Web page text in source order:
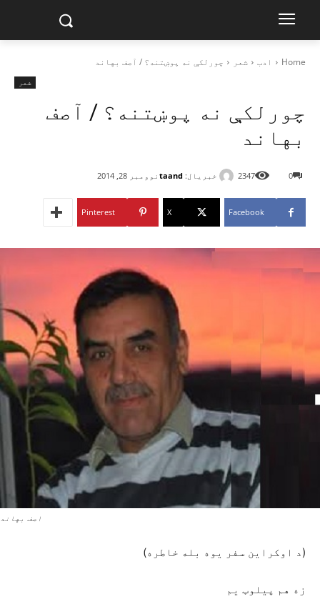
Home ادب شعر چورلکې نه پوښتنه؟ / آصف بهاند
شعر
چورلکې نه پوښتنه؟ / آصف
بهاند
خبریال: taand نوومبر 28, 2014 0
2347
Facebook
X
Pinterest
اصف بهاند
(د اوکراین سفر یوه بله خاطره)
زه هم پیلوټ یم